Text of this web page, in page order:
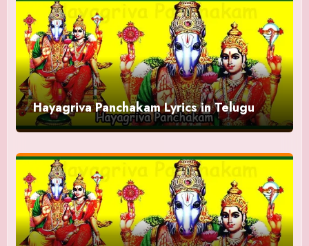
Hayagriva Panchakam Lyrics in Telugu